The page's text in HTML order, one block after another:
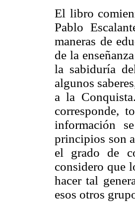
El libro
Pablo
maneras de
de la
la sabiduría
algunos
a la
corresponde,
información
principios son
el grado de
considero que
hacer tal
esos otros